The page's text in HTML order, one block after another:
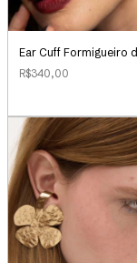
Ear Cuff Formigueiro
R$340,00